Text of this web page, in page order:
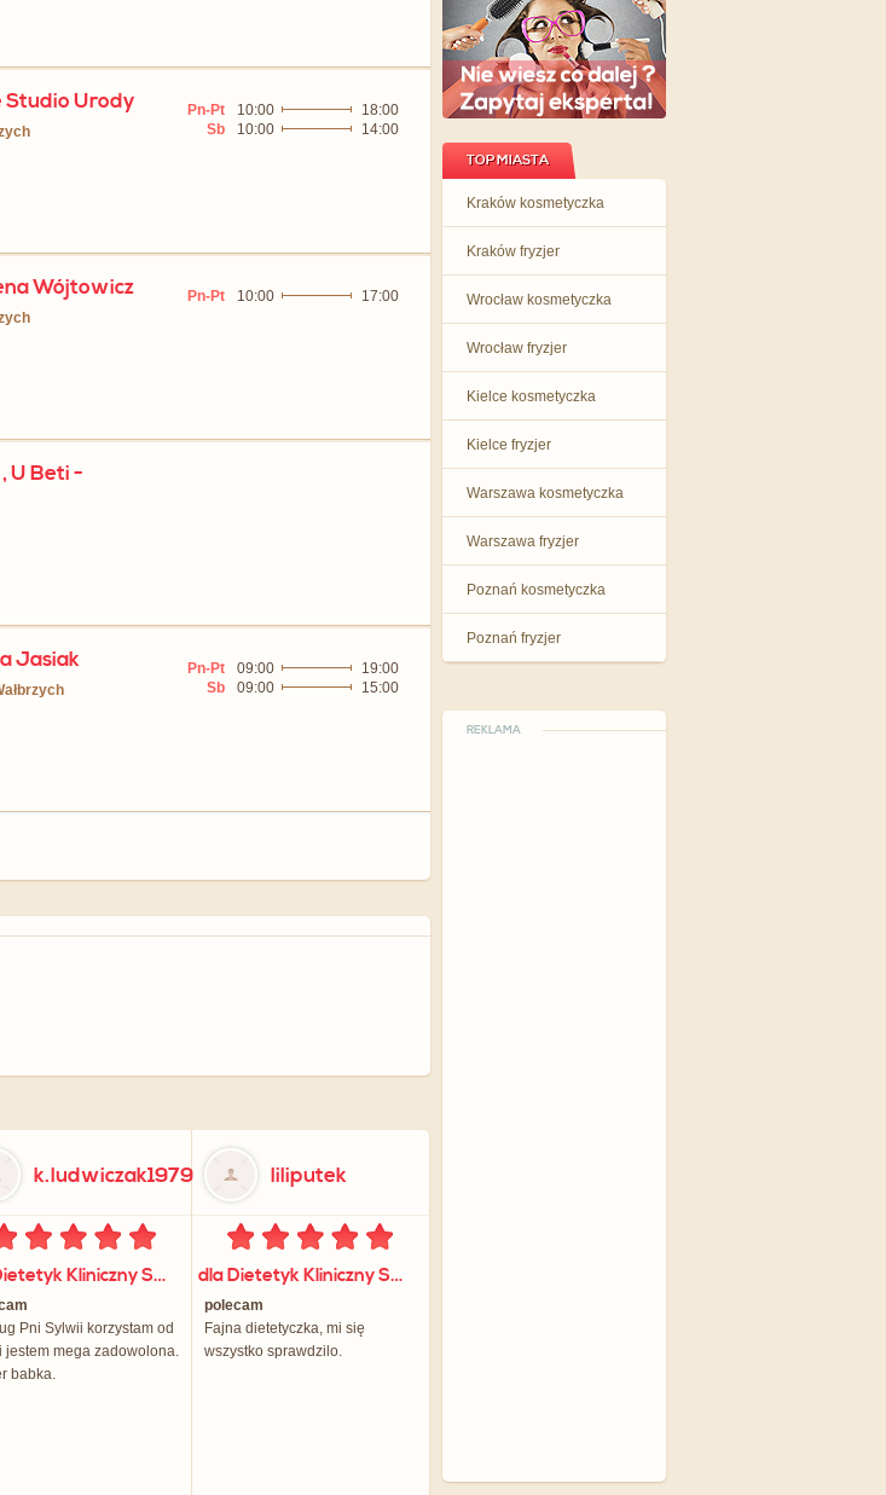
Studio Urody Pn-Pt 10:00
18:00
Sb
10:00 14:00
Wójtowicz Pn-Pt 10:00 17:00
U Beti -
Jasiak Pn-Pt 09:00
19:00
Sb
09:00 15:00
TOP MIASTA
Kraków kosmetyczka
Kraków fryzjer
Wrocław kosmetyczka
Wrocław fryzjer
Kielce kosmetyczka
Kielce fryzjer
Warszawa kosmetyczka
Warszawa fryzjer
Poznań kosmetyczka
Poznań fryzjer
REKLAMA
k.ludwiczak1979
dla Dietetyk Kliniczny Sylwia Orłowska
Pni Sylwii korzystam od
jestem mega zadowolona.
babka.
liliputek
dla Dietetyk Kliniczny Sylwia Orłowska
polecam
Fajna dietetyczka, mi się
wszystko sprawdzilo.